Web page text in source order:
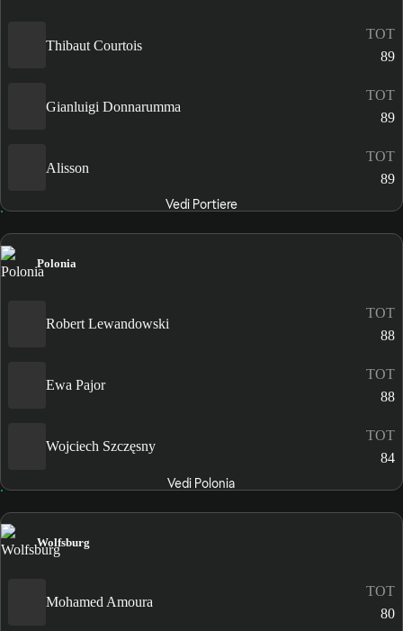
Thibaut Courtois
TOT
89
Gianluigi Donnarumma
TOT
89
Alisson
TOT
89
Vedi Portiere
Polonia
Robert Lewandowski
TOT
88
Ewa Pajor
TOT
88
Wojciech Szczęsny
TOT
84
Vedi Polonia
Wolfsburg
Mohamed Amoura
TOT
80